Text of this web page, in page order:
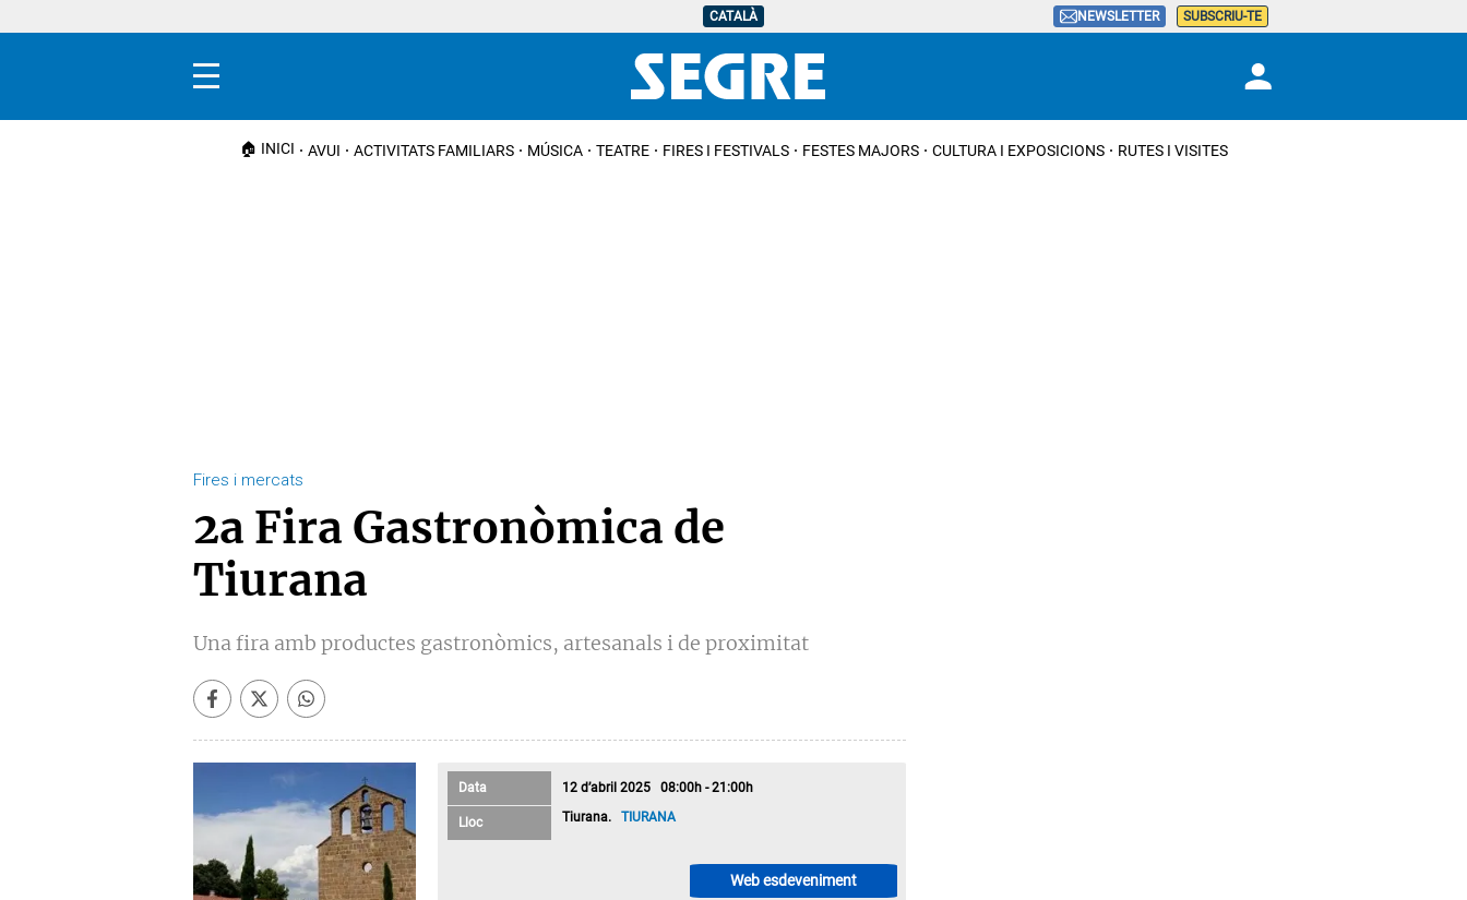
CATALÀ NEWSLETTER SUBSCRIU-TE
Menú
🏠 INICI AVUI ACTIVITATS FAMILIARS MÚSICA TEATRE FIRES I FESTIVALS FESTES MAJORS CULTURA I EXPOSICIONS RUTES I VISITES
Fires i mercats
2a Fira Gastronòmica de
Tiurana
Una fira amb productes gastronòmics, artesanals i de proximitat
Data 12 d’abril 2025 08:00h - 21:00h
Lloc Tiurana. TIURANA
Web esdeveniment